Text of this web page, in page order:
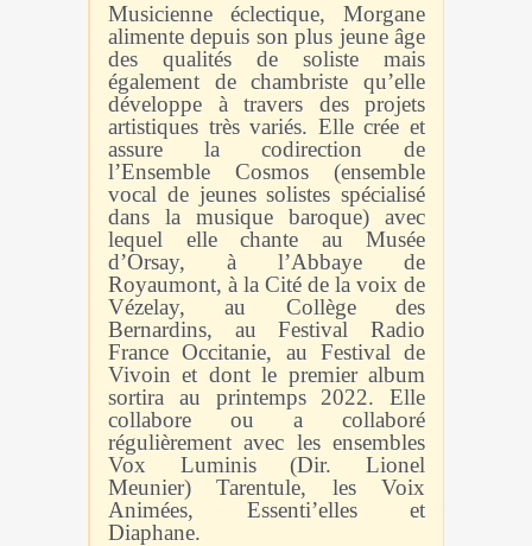
Musicienne éclectique, Morgane
alimente depuis son plus jeune âge
des qualités de soliste mais
également de chambriste qu’elle
développe à travers des projets
artistiques très variés. Elle crée et
assure la codirection de
l’Ensemble Cosmos (ensemble
vocal de jeunes solistes spécialisé
dans la musique baroque) avec
lequel elle chante au Musée
d’Orsay, à l’Abbaye de
Royaumont, à la Cité de la voix de
Vézelay, au Collège des
Bernardins, au Festival Radio
France Occitanie, au Festival de
Vivoin et dont le premier album
sortira au printemps 2022. Elle
collabore ou a collaboré
régulièrement avec les ensembles
Vox Luminis (Dir. Lionel
Meunier) Tarentule, les Voix
Animées, Essenti’elles et
Diaphane.